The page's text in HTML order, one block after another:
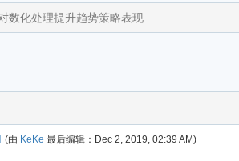
数化处理提升趋势策略表现
(由 KeKe 最后编辑： Dec 2, 2019, 02:39 AM)